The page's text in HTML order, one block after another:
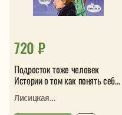
720 ₽
Подросток тоже человек
Истории о том как понять себя
Лисицкая